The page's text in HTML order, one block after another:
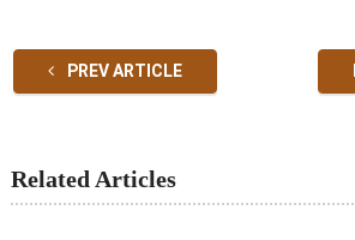
PREV ARTICLE
Related Articles